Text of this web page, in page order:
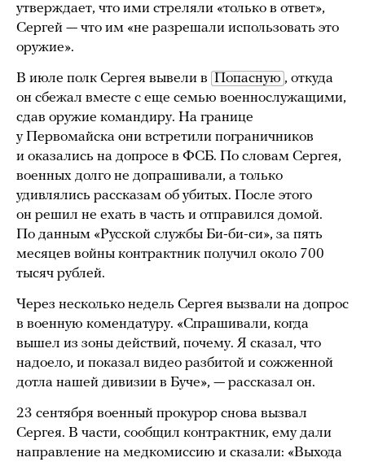
утверждает, что ими стреляли «только в ответ»,
Сергей — что им «не разрешали использовать это
оружие».
В июле полк Сергея вывели в Попасную , откуда
он сбежал вместе с еще семью военнослужащими,
сдав оружие командиру. На границе
у Первомайска они встретили пограничников
и оказались на допросе в ФСБ. По словам Сергея,
военных долго не допрашивали, а только
удивлялись рассказам об убитых. После этого
он решил не ехать в часть и отправился домой.
По данным «Русской службы Би-би-си», за пять
месяцев войны контрактник получил около 700
тысяч рублей.
Через несколько недель Сергея вызвали на допрос
в военную комендатуру. «Спрашивали, когда
вышел из зоны действий, почему. Я сказал, что
надоело, и показал видео разбитой и сожженной
дотла нашей дивизии в Буче», — рассказал он.
23 сентября военный прокурор снова вызвал
Сергея. В части, сообщил контрактник, ему дали
направление на медкомиссию и сказали: «Выхода